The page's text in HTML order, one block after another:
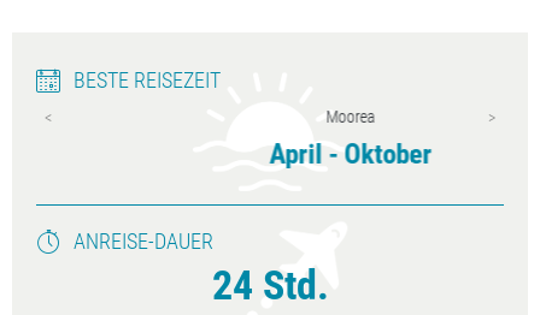
BESTE REISEZEIT
April - Oktober
ANREISE-DAUER
24 Std.